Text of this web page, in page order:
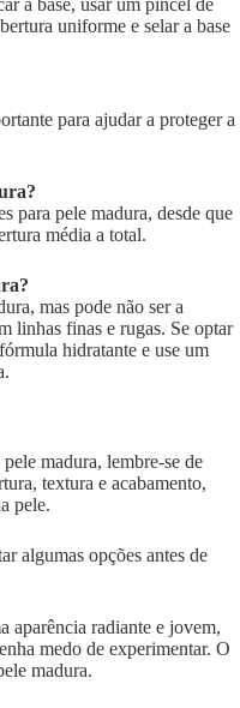
a base, usar um pincel de
uniforme e selar a base
para ajudar a proteger a
para pele madura, desde que
média a total.
mas pode não ser a
linhas finas e rugas. Se optar
hidratante e use um
madura, lembre-se de
textura e acabamento,
pele.
algumas opções antes de
aparência radiante e jovem,
medo de experimentar. O
madura.